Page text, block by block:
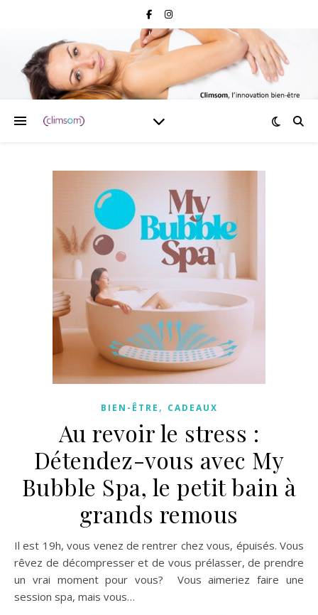
BIEN-ÊTRE , CADEAUX
Au revoir le stress :
Détendez-vous avec My
Bubble Spa, le petit bain à
grands remous
Il est 19h, vous venez de rentrer chez vous, épuisés. Vous
rêvez de décompresser et de vous prélasser, de prendre
un vrai moment pour vous? Vous aimeriez faire une
session spa, mais vous…